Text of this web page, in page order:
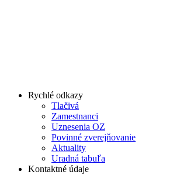
Rychlé odkazy
Tlačivá
Zamestnanci
Uznesenia OZ
Povinné zverejňovanie
Aktuality
Uradná tabuľa
Kontaktné údaje